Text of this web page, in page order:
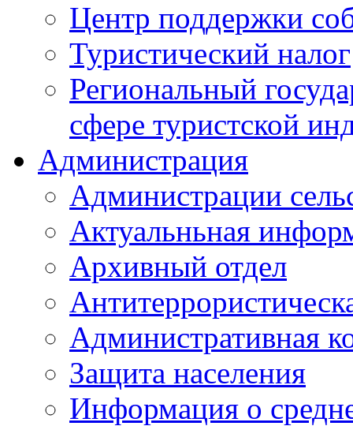
Центр поддержки
Туристический налог
Региональный
сфере туристской
Администрация
Администрации
Актуальньная
Архивный отдел
Административная
Защита населения
Информация о